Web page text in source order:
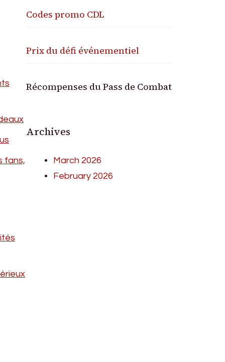
fans,
Codes promo CDL
Prix du défi événementiel
Récompenses du Pass de Combat
Archives
March 2026
February 2026